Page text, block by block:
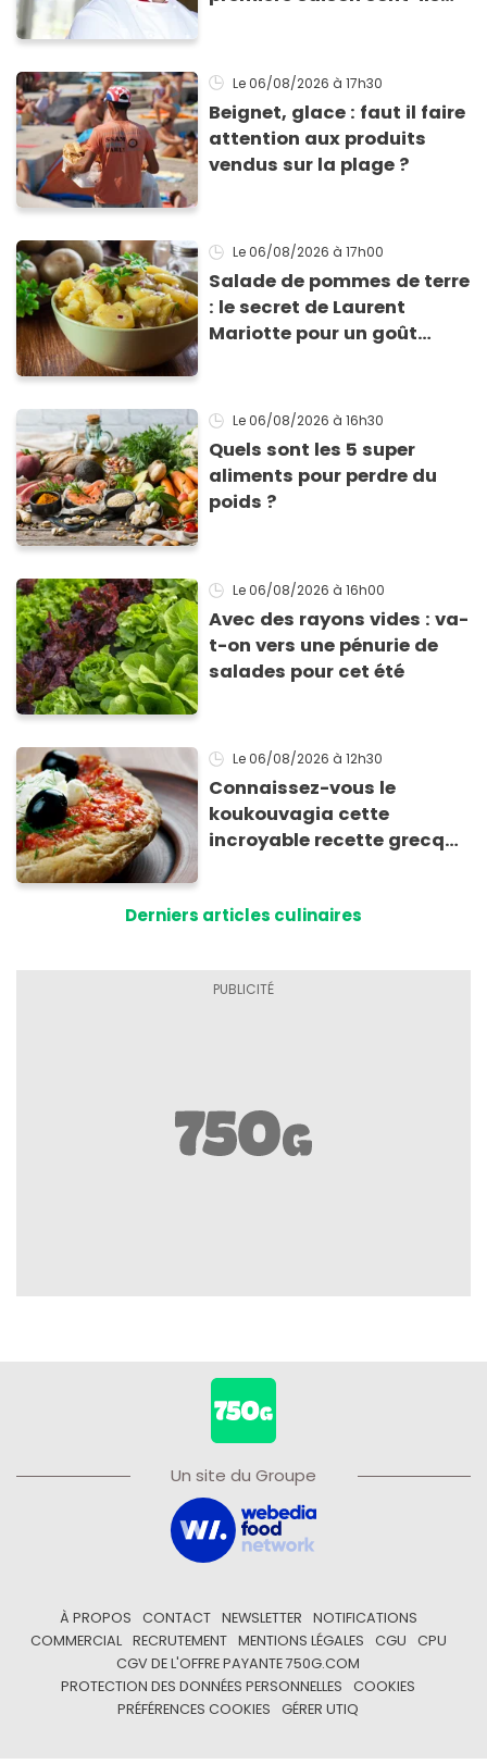
Le 06/08/2026 à 17h30
Beignet, glace : faut il faire
attention aux produits
vendus sur la plage ?
Le 06/08/2026 à 17h00
Salade de pommes de terre
: le secret de Laurent
Mariotte pour un goût
Le 06/08/2026 à 16h30
Quels sont les 5 super
aliments pour perdre du
poids ?
Le 06/08/2026 à 16h00
Avec des rayons vides : va-
t-on vers une pénurie de
salades pour cet été
Le 06/08/2026 à 12h30
Connaissez-vous le
koukouvagia cette
incroyable recette grecque
Derniers articles culinaires
Un site du Groupe
À PROPOS CONTACT NEWSLETTER
NOTIFICATIONS
COMMERCIAL
RECRUTEMENT MENTIONS LÉGALES CGU
CPU
CGV DE L'OFFRE PAYANTE 750G.COM
PROTECTION DES DONNÉES PERSONNELLES
COOKIES
PRÉFÉRENCES COOKIES
GÉRER UTIQ